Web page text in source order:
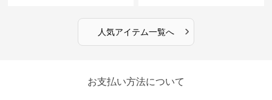
人気アイテム一覧へ ›
お支払い方法について